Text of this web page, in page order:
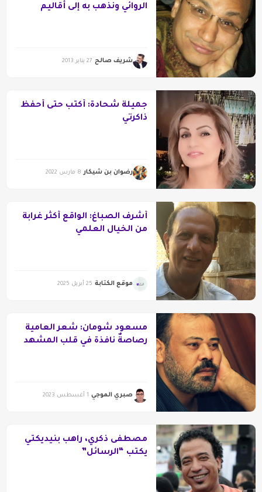
الروائي ونذهب به إلى أقاليم
شريف صالح 27 يناير 2013
جميلة شحادة: أكتب حتى أحفظ
ذاكرتي
رضوان بن شيكار 8 مارس 2022
أشرف الصباغ: الواقع أكثر غرابة
من الخيال العلمي
موقع الكتابة 25 أبريل 2025
مسعود شومان: شعر العامية
رصاصةٌ نافذة في قلب المشهد
صبري الموجي 1 أغسطس 2023
مصطفى ذكري، راهب بنيديكتي
يكتب “الرسائل”